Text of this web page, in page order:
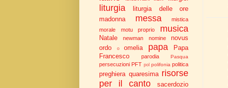
liturgia
liturgia delle ore
madonna
messa
mistica
morale
motu proprio musica
Natale newman nomine
novus
ordo
o omelia papa
Papa
Francesco
parodia Pasqua
persecuzioni PFT pol polifonia politica
preghiera quaresima risorse
per il canto
sacerdozio